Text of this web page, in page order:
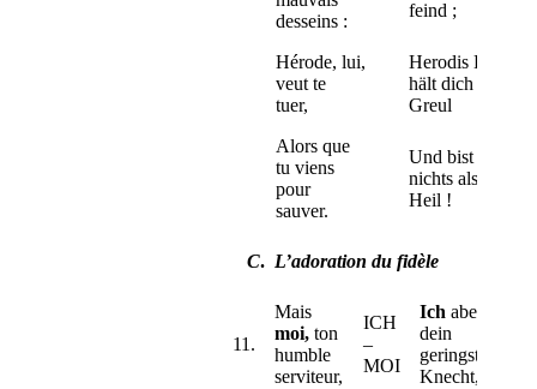
desseins :
feind ;
Hérode, lui,
veut te
tuer,
Herodis Heer
hält dich für
Greul
Alors que
tu viens
pour
sauver.
Und bist doch
nichts als lauter
Heil !
C. L’adoration du fidèle
11.
Mais
moi, ton
humble
serviteur,
ICH
–
MOI
Ichaber,
dein
geringster
Knecht,